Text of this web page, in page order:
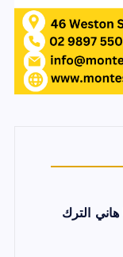
هاني الترك